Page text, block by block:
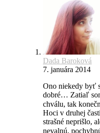
Dada Baroková
7. januára 2014
Ono niekedy byť
dobré… Zatiaľ
chválu, tak
Hoci v druhej
strašné neprišlo,
nevalnú,